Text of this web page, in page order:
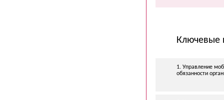
Ключевые
1. Управление
обязанности